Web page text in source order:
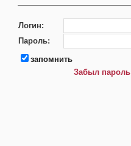
Логин:
Пароль:
запомнить
Забыл пароль